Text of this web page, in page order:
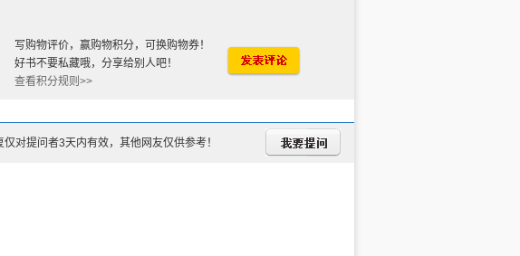
写购物评价，赢购物积分，可换购物券！
好书不要私藏哦，分享给别人吧！
查看积分规则>>
对提问者3天内有效，其他网友仅供参考！